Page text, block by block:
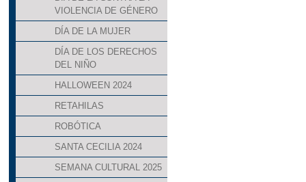
VIOLENCIA DE GÉNERO
DÍA DE LA MUJER
DÍA DE LOS DERECHOS
DEL NIÑO
HALLOWEEN 2024
RETAHILAS
ROBÓTICA
SANTA CECILIA 2024
SEMANA CULTURAL 2025